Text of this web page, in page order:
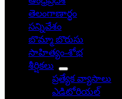
తెలంగాణార్థం
సన్నివేశం
బొమ్మా బొరుసు
సాహిత్యం-శోభ
శీర్షికలు
ప్రత్యేక వ్యాసాలు
ఎడిటోరియల్